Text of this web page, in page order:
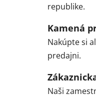
republike.
Kamená
Nakúpte si
predajni.
Naši